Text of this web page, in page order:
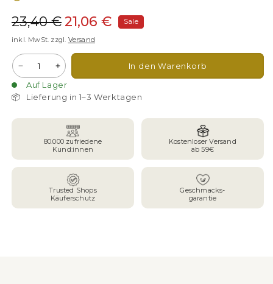
Normaler
23,40 € Verkaufspreis
21,06 € Sale
inkl. MwSt. zzgl. Versand
Anzahl
Verringere
die
Menge
Testpaket
Bestseller
Erhöhe
die
Menge
Testpaket
Bestseller
In den Warenkorb
Auf Lager
📦
Lieferung in 1–3 Werktagen
80.000 zufriedene
Kund:innen
Kostenloser Versand
ab 59€
Trusted Shops
Käuferschutz
Geschmacks-
garantie